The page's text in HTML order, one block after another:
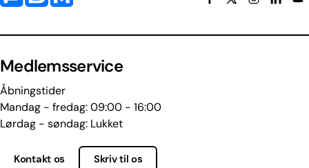
Medlemsservice
Åbningstider
Mandag - fredag: 09:00 - 16:00
Lørdag - søndag: Lukket
Kontakt os Skriv til os